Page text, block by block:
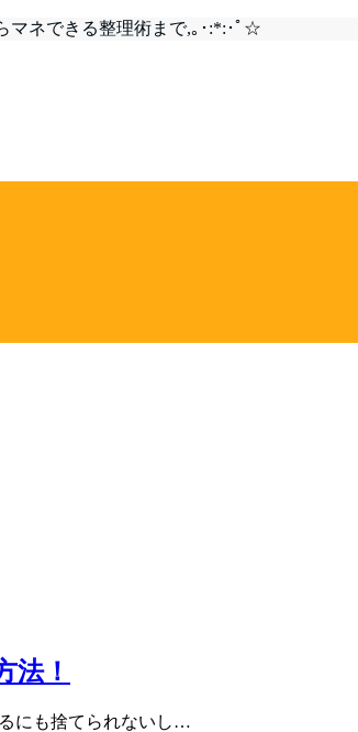
マネできる整理術まで,｡･:*:･ﾟ☆
法！
にも捨てられないし…